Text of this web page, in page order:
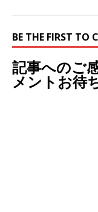
BE THE FIRST TO
記事へのご
メントお待